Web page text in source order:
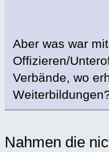
Aber was war
Offizieren/
Verbände, wo
Nahmen die